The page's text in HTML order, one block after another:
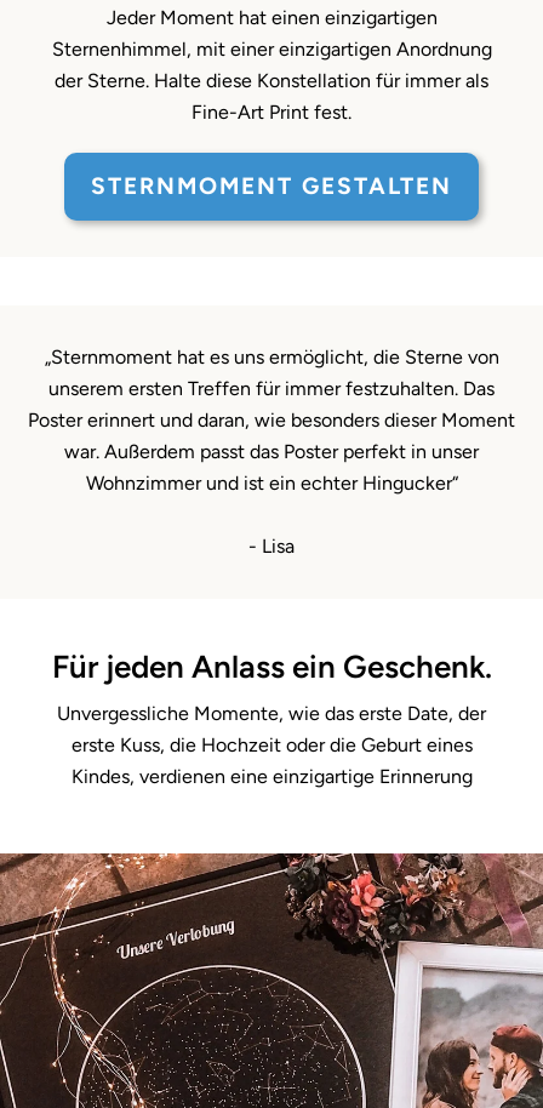
Jeder Moment hat einen einzigartigen
Sternenhimmel, mit einer einzigartigen Anordnung
der Sterne. Halte diese Konstellation für immer als
Fine-Art Print fest.
STERNMOMENT GESTALTEN
„Sternmoment hat es uns ermöglicht, die Sterne von
unserem ersten Treffen für immer festzuhalten. Das
Poster erinnert und daran, wie besonders dieser Moment
war. Außerdem passt das Poster perfekt in unser
Wohnzimmer und ist ein echter Hingucker“
- Lisa
Für jeden Anlass ein Geschenk.
Unvergessliche Momente, wie das erste Date, der
erste Kuss, die Hochzeit oder die Geburt eines
Kindes, verdienen eine einzigartige Erinnerung